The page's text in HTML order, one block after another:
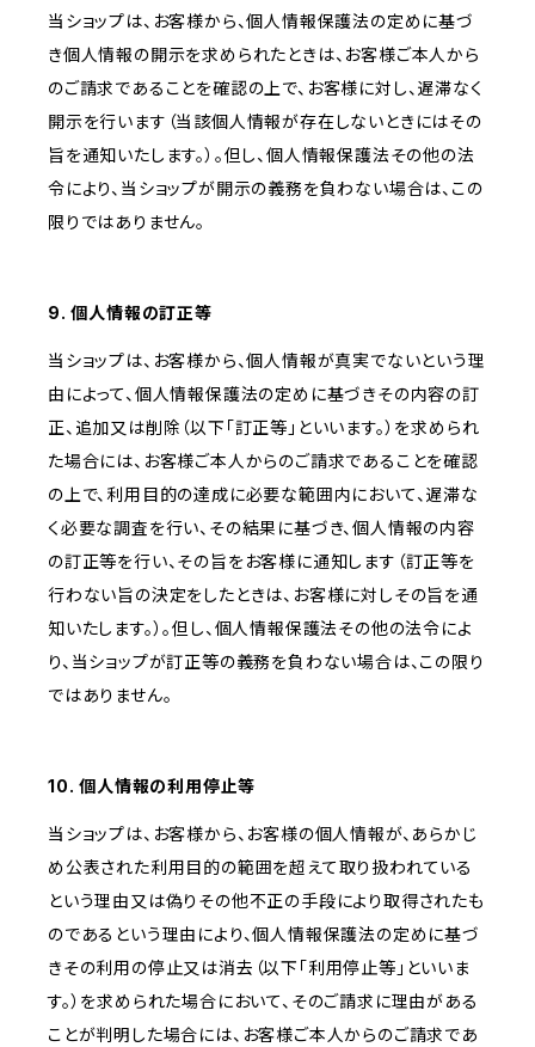
当ショップは、お客様から、個人情報保護法の定めに基づ
き個人情報の開示を求められたときは、お客様ご本人から
のご請求であることを確認の上で、お客様に対し、遅滞なく
開示を行います（当該個人情報が存在しないときにはその
旨を通知いたします。）。但し、個人情報保護法その他の法
令により、当ショップが開示の義務を負わない場合は、この
限りではありません。
9. 個人情報の訂正等
当ショップは、お客様から、個人情報が真実でないという理
由によって、個人情報保護法の定めに基づきその内容の訂
正、追加又は削除（以下「訂正等」といいます。）を求められ
た場合には、お客様ご本人からのご請求であることを確認
の上で、利用目的の達成に必要な範囲内において、遅滞な
く必要な調査を行い、その結果に基づき、個人情報の内容
の訂正等を行い、その旨をお客様に通知します（訂正等を
行わない旨の決定をしたときは、お客様に対しその旨を通
知いたします。）。但し、個人情報保護法その他の法令によ
り、当ショップが訂正等の義務を負わない場合は、この限り
ではありません。
10. 個人情報の利用停止等
当ショップは、お客様から、お客様の個人情報が、あらかじ
め公表された利用目的の範囲を超えて取り扱われている
という理由又は偽りその他不正の手段により取得されたも
のであるという理由により、個人情報保護法の定めに基づ
きその利用の停止又は消去（以下「利用停止等」といいま
す。）を求められた場合において、そのご請求に理由がある
ことが判明した場合には、お客様ご本人からのご請求であ